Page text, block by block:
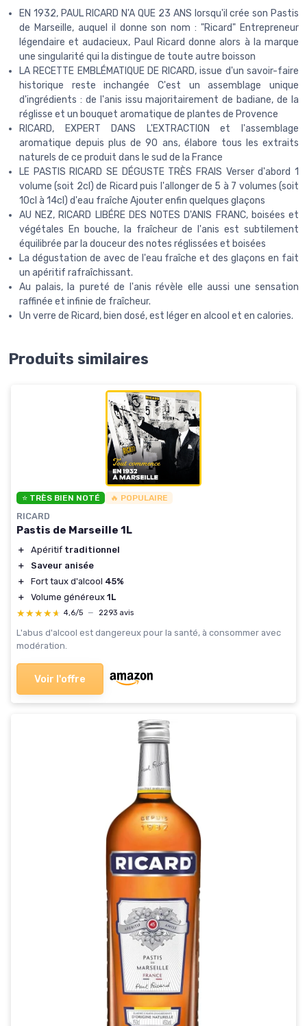
EN 1932, PAUL RICARD N'A QUE 23 ANS lorsqu'il crée son Pastis
de Marseille, auquel il donne son nom : "Ricard" Entrepreneur
légendaire et audacieux, Paul Ricard donne alors à la marque
une singularité qui la distingue de toute autre boisson
LA RECETTE EMBLÉMATIQUE DE RICARD, issue d'un savoir-faire
historique reste inchangée C'est un assemblage unique
d'ingrédients : de l'anis issu majoritairement de badiane, de la
réglisse et un bouquet aromatique de plantes de Provence
RICARD, EXPERT DANS L'EXTRACTION et l'assemblage
aromatique depuis plus de 90 ans, élabore tous les extraits
naturels de ce produit dans le sud de la France
LE PASTIS RICARD SE DÉGUSTE TRÈS FRAIS Verser d'abord 1
volume (soit 2cl) de Ricard puis l'allonger de 5 à 7 volumes (soit
10cl à 14cl) d'eau fraîche Ajouter enfin quelques glaçons
AU NEZ, RICARD LIBÉRE DES NOTES D'ANIS FRANC, boisées et
végétales En bouche, la fraîcheur de l'anis est subtilement
équilibrée par la douceur des notes réglissées et boisées
La dégustation de avec de l'eau fraîche et des glaçons en fait
un apéritif rafraîchissant.
Au palais, la pureté de l'anis révèle elle aussi une sensation
raffinée et infinie de fraîcheur.
Un verre de Ricard, bien dosé, est léger en alcool et en calories.
Produits similaires
⭐ TRÈS BIEN NOTÉ 🔥 POPULAIRE
RICARD
Pastis de Marseille 1L
＋ Apéritif traditionnel
＋
Saveur anisée
＋
Fort taux d'alcool 45%
＋
Volume généreux 1L
★★★★★
★★★★★ 4,6/5 — 2293 avis
L'abus d'alcool est dangereux pour la santé, à consommer avec
modération.
Voir l'offre